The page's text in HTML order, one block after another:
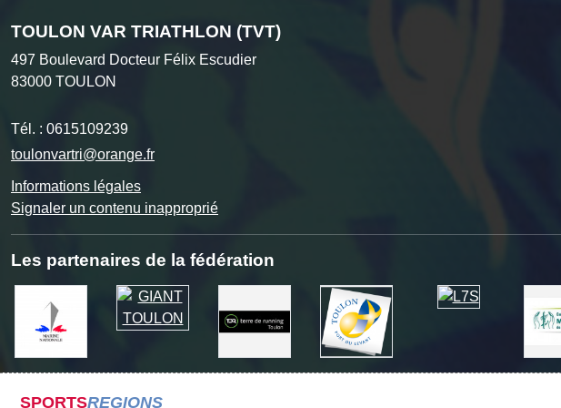
TOULON VAR TRIATHLON (TVT)
497 Boulevard Docteur Félix Escudier
83000 TOULON
Tél. : 0615109239
toulonvartri@orange.fr
Informations légales
Signaler un contenu inapproprié
Les partenaires de la fédération
SPORTSREGIONS